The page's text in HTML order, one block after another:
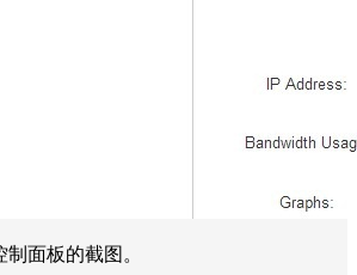
面板的截图。